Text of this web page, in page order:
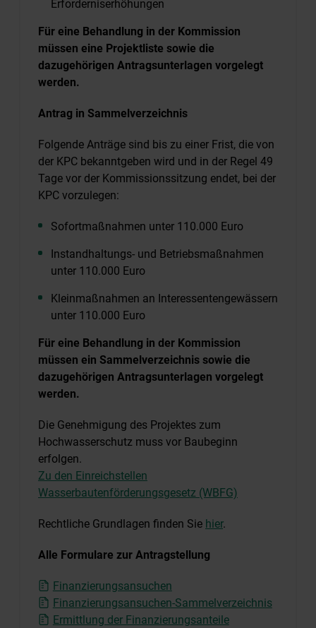
Erforderniserhöhungen
Für eine Behandlung in der Kommission
müssen eine Projektliste sowie die
dazugehörigen Antragsunterlagen vorgelegt
werden.
Antrag in Sammelverzeichnis
Folgende Anträge sind bis zu einer Frist, die von
der KPC bekanntgeben wird und in der Regel 49
Tage vor der Kommissionssitzung endet, bei der
KPC vorzulegen:
Sofortmaßnahmen unter 110.000 Euro
Instandhaltungs- und Betriebsmaßnahmen
unter 110.000 Euro
Kleinmaßnahmen an Interessentengewässern
unter 110.000 Euro
Für eine Behandlung in der Kommission
müssen ein Sammelverzeichnis sowie die
dazugehörigen Antragsunterlagen vorgelegt
werden.
Die Genehmigung des Projektes zum
Hochwasserschutz muss vor Baubeginn
erfolgen.
Zu den Einreichstellen
Wasserbautenförderungsgesetz (WBFG)
Rechtliche Grundlagen finden Sie hier.
Alle Formulare zur Antragstellung
Finanzierungsansuchen
Finanzierungsansuchen-Sammelverzeichnis
Ermittlung der Finanzierungsanteile